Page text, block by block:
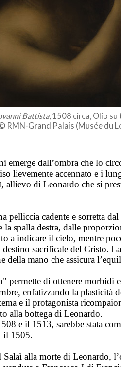
Battista, 1508 circa, Olio su
RMN-Grand Palais (Musée du
emerge dall’ombra che lo
lievemente accennato e i
allievo di Leonardo che si
pelliccia cadente e sorretta
la spalla destra, dalle
a indicare il cielo, mentre
sacrificale del Cristo.
della mano che assicura
permette di ottenere morbidi
enfatizzando la plasticità
e il protagonista
alla bottega di Leonardo.
e il 1513, sarebbe stata
il 1505.
alla morte di Leonardo,